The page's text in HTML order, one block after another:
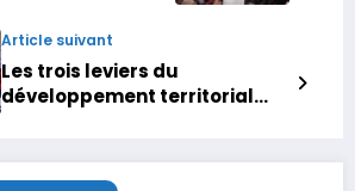
Article suivant
Les trois leviers du
développement territorial